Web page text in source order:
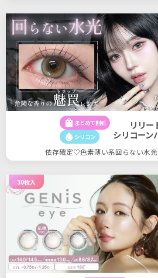
shopping_bag まとめて割引
water_drop シリコン
リリー
シリコーン
依存確定♡色素薄い系回らない水
30枚入